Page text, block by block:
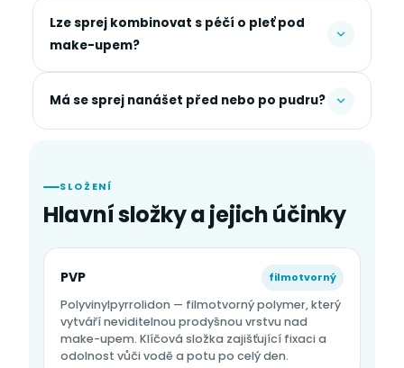
Lze sprej kombinovat s péčí o pleť pod
make-upem?
Má se sprej nanášet před nebo po pudru?
SLOŽENÍ
Hlavní složky a jejich účinky
PVP filmotvorný
Polyvinylpyrrolidon — filmotvorný polymer, který
vytváří neviditelnou prodyšnou vrstvu nad
make-upem. Klíčová složka zajišťující fixaci a
odolnost vůči vodě a potu po celý den.